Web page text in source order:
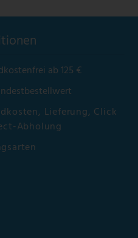
ab 125 €
Lieferung, Click
Abholung